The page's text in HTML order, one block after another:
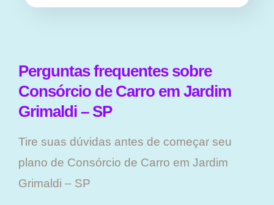
Perguntas frequentes sobre
Consórcio de Carro em Jardim
Grimaldi – SP
Tire suas dúvidas antes de começar seu
plano ​de Consórcio de Carro em Jardim
Grimaldi – SP